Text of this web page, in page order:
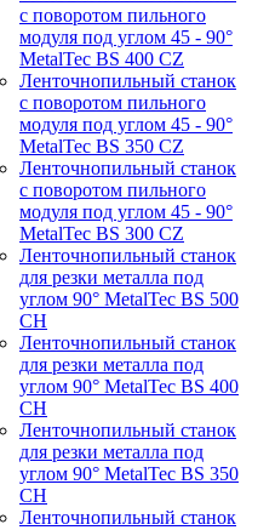
c поворотом пильного
модуля под углом 45 - 90°
MetalTec BS 400 CZ
Ленточнопильный станок
c поворотом пильного
модуля под углом 45 - 90°
MetalTec BS 350 CZ
Ленточнопильный станок
c поворотом пильного
модуля под углом 45 - 90°
MetalTec BS 300 CZ
Ленточнопильный станок
для резки металла под
углом 90° MetalTec BS 500
CH
Ленточнопильный станок
для резки металла под
углом 90° MetalTec BS 400
CH
Ленточнопильный станок
для резки металла под
углом 90° MetalTec BS 350
CH
Ленточнопильный станок